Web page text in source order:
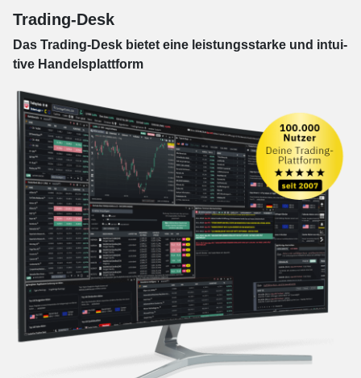
Trading-Desk
Das Trading-Desk bie­tet eine leis­tungs­star­ke und in­tui­
tive Han­dels­platt­form